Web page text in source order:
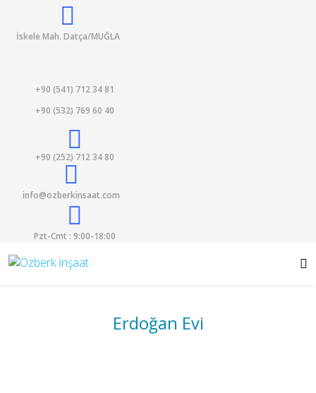
İskele Mah. Datça/MUĞLA
+90 (541) 712 34 81
+90 (532) 769 60 40
+90 (252) 712 34 80
info@ozberkinsaat.com
Pzt-Cmt : 9:00-18:00
Erdoğan Evi